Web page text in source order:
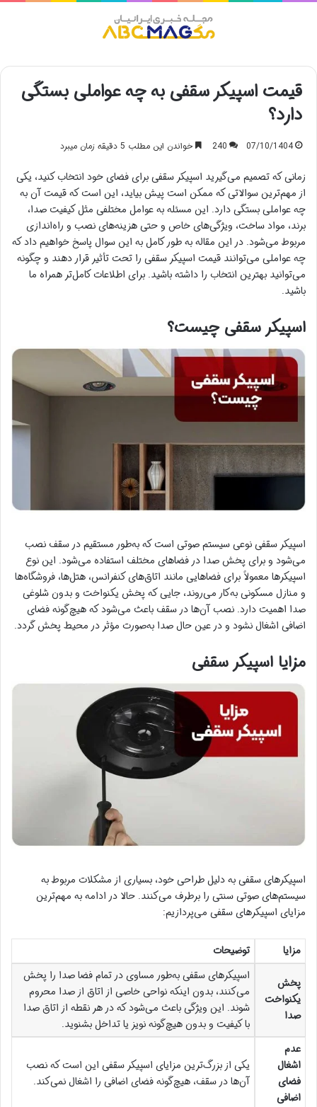
قیمت اسپیکر سقفی به چه عواملی بستگی
دارد؟
07/10/1404
240 خواندن این مطلب 5 دقیقه زمان میبرد
زمانی که تصمیم می‌گیرید اسپیکر سقفی برای فضای خود انتخاب کنید، یکی
از مهم‌ترین سوالاتی که ممکن است پیش بیاید، این است که قیمت آن به
چه عواملی بستگی دارد. این مسئله به عوامل مختلفی مثل کیفیت صدا،
برند، مواد ساخت، ویژگی‌های خاص و حتی هزینه‌های نصب و راه‌اندازی
مربوط می‌شود. در این مقاله به طور کامل به این سوال پاسخ خواهیم داد که
چه عواملی می‌توانند قیمت اسپیکر سقفی را تحت تأثیر قرار دهند و چگونه
می‌توانید بهترین انتخاب را داشته باشید. برای اطلاعات کامل‌تر همراه ما
باشید.
اسپیکر سقفی چیست؟
اسپیکر سقفی نوعی سیستم صوتی است که به‌طور مستقیم در سقف نصب
می‌شود و برای پخش صدا در فضاهای مختلف استفاده می‌شود. این نوع
اسپیکرها معمولاً برای فضاهایی مانند اتاق‌های کنفرانس، هتل‌ها، فروشگاه‌ها
و منازل مسکونی به‌کار می‌روند، جایی که پخش یکنواخت و بدون شلوغی
صدا اهمیت دارد. نصب آن‌ها در سقف باعث می‌شود که هیچ‌گونه فضای
اضافی اشغال نشود و در عین حال صدا به‌صورت مؤثر در محیط پخش گردد.
مزایا اسپیکر سقفی
اسپیکرهای سقفی به دلیل طراحی خود، بسیاری از مشکلات مربوط به
سیستم‌های صوتی سنتی را برطرف می‌کنند. حالا در ادامه به مهم‌ترین
مزایای اسپیکرهای سقفی می‌پردازیم:
مزایا توضیحات
پخش
یکنواخت
صدا
اسپیکرهای سقفی به‌طور مساوی در تمام فضا صدا را پخش
می‌کنند، بدون اینکه نواحی خاصی از اتاق از صدا محروم
شوند. این ویژگی باعث می‌شود که در هر نقطه از اتاق صدا
با کیفیت و بدون هیچ‌گونه نویز یا تداخل بشنوید.
عدم
اشغال
فضای
اضافی
یکی از بزرگ‌ترین مزایای اسپیکر سقفی این است که نصب
آن‌ها در سقف، هیچ‌گونه فضای اضافی را اشغال نمی‌کند.